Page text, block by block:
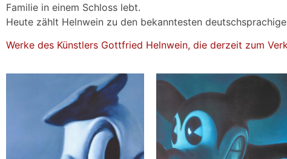
Familie in einem Schloss lebt.
Heute zählt Helnwein zu den bekanntesten
Werke des Künstlers Gottfried Helnwein, die derzeit zum